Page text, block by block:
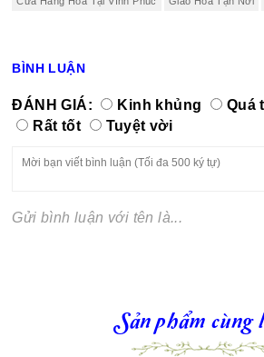
BÌNH LUẬN
ĐÁNH GIÁ: Kinh khủng Quá
Rất tốt
Tuyệt vời
Gửi bình luận với tên là...
Sản phẩm cùng